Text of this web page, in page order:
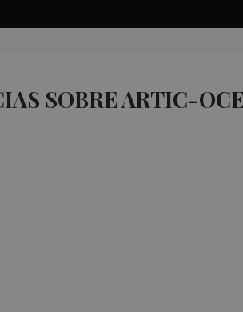
SOBRE ARTIC-